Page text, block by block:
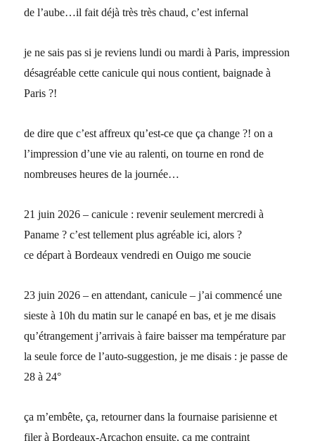
de l’aube…il fait déjà très très chaud, c’est infernal
je ne sais pas si je reviens lundi ou mardi à Paris, impression
désagréable cette canicule qui nous contient, baignade à
Paris ?!
de dire que c’est affreux qu’est-ce que ça change ?! on a
l’impression d’une vie au ralenti, on tourne en rond de
nombreuses heures de la journée…
21 juin 2026 – canicule : revenir seulement mercredi à
Paname ? c’est tellement plus agréable ici, alors ?
ce départ à Bordeaux vendredi en Ouigo me soucie
23 juin 2026 – en attendant, canicule – j’ai commencé une
sieste à 10h du matin sur le canapé en bas, et je me disais
qu’étrangement j’arrivais à faire baisser ma température par
la seule force de l’auto-suggestion, je me disais : je passe de
28 à 24°
ça m’embête, ça, retourner dans la fournaise parisienne et
filer à Bordeaux-Arcachon ensuite, ça me contraint